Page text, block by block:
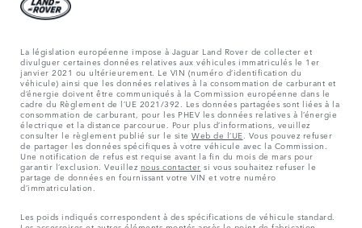
La législation européenne impose à Jaguar Land Rover de collecter et
divulguer certaines données relatives aux véhicules immatriculés le 1er
janvier 2021 ou ultérieurement. Le VIN (numéro d’identification du
véhicule) ainsi que les données relatives à la consommation de carburant et
d’énergie doivent être communiqués à la Commission européenne dans le
cadre du Règlement de l’UE 2021/392. Les données partagées sont liées à la
consommation de carburant, pour les PHEV les données relatives à l’énergie
électrique et la distance parcourue. Pour plus d’informations, veuillez
consulter le règlement publié sur le site Web de l’UE . Vous pouvez refuser
de partager les données spécifiques à votre véhicule avec la Commission.
Une notification de refus est requise avant la fin du mois de mars pour
garantir l’exclusion. Veuillez nous contacter si vous souhaitez refuser le
partage de données en fournissant votre VIN et votre numéro
d’immatriculation.
Les poids indiqués correspondent à des spécifications de véhicule standard.